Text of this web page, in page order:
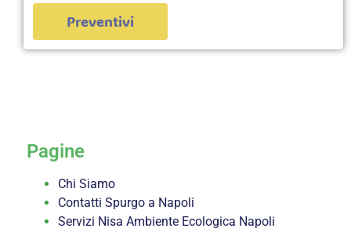
Preventivi
Pagine
Chi Siamo
Contatti Spurgo a Napoli
Servizi Nisa Ambiente Ecologica Napoli